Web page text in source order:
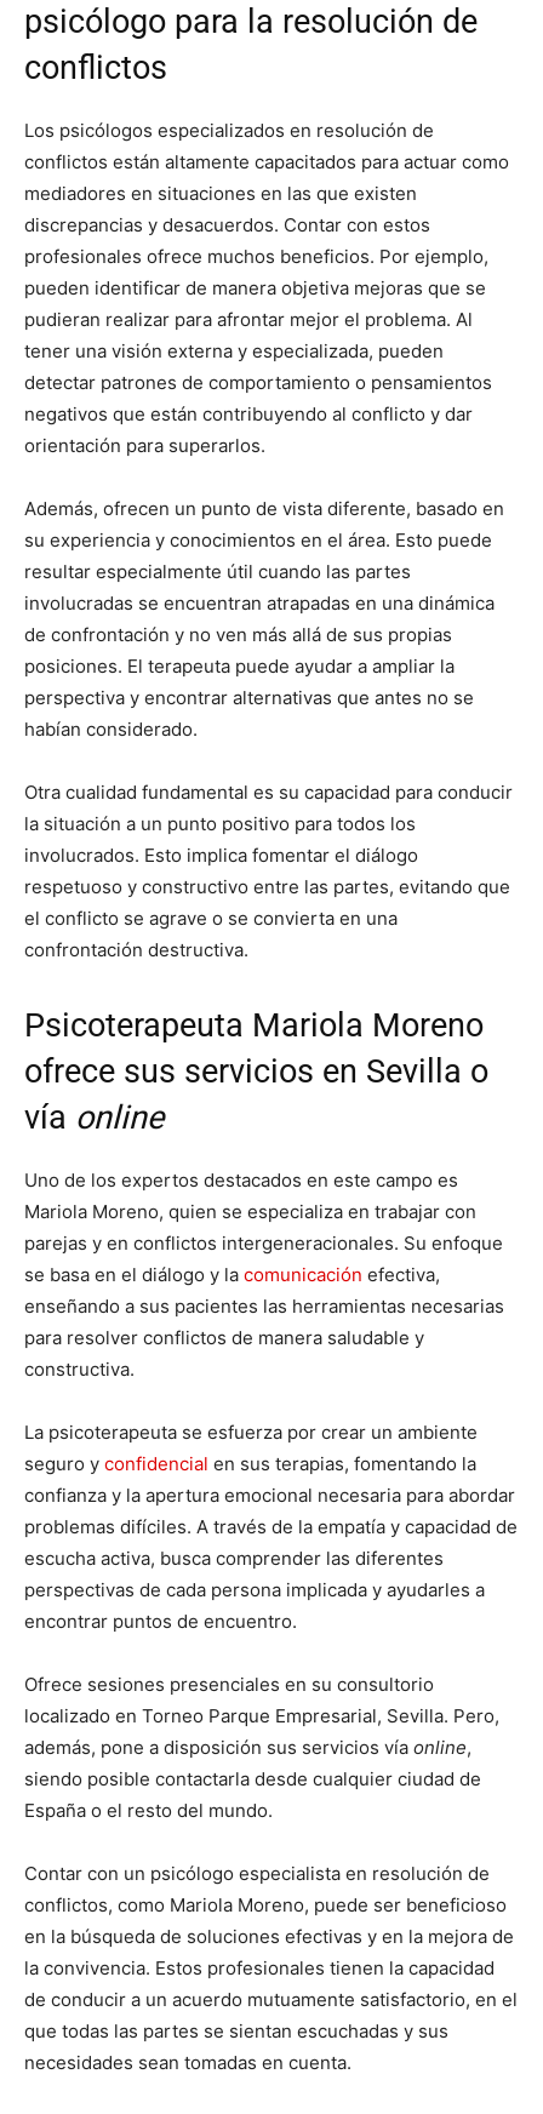
psicólogo para la resolución de
conflictos
Los psicólogos especializados en resolución de
conflictos están altamente capacitados para actuar como
mediadores en situaciones en las que existen
discrepancias y desacuerdos. Contar con estos
profesionales ofrece muchos beneficios. Por ejemplo,
pueden identificar de manera objetiva mejoras que se
pudieran realizar para afrontar mejor el problema. Al
tener una visión externa y especializada, pueden
detectar patrones de comportamiento o pensamientos
negativos que están contribuyendo al conflicto y dar
orientación para superarlos.
Además, ofrecen un punto de vista diferente, basado en
su experiencia y conocimientos en el área. Esto puede
resultar especialmente útil cuando las partes
involucradas se encuentran atrapadas en una dinámica
de confrontación y no ven más allá de sus propias
posiciones. El terapeuta puede ayudar a ampliar la
perspectiva y encontrar alternativas que antes no se
habían considerado.
Otra cualidad fundamental es su capacidad para conducir
la situación a un punto positivo para todos los
involucrados. Esto implica fomentar el diálogo
respetuoso y constructivo entre las partes, evitando que
el conflicto se agrave o se convierta en una
confrontación destructiva.
Psicoterapeuta Mariola Moreno
ofrece sus servicios en Sevilla o
vía online
Uno de los expertos destacados en este campo es
Mariola Moreno, quien se especializa en trabajar con
parejas y en conflictos intergeneracionales. Su enfoque
se basa en el diálogo y la comunicación efectiva,
enseñando a sus pacientes las herramientas necesarias
para resolver conflictos de manera saludable y
constructiva.
La psicoterapeuta se esfuerza por crear un ambiente
seguro y confidencial en sus terapias, fomentando la
confianza y la apertura emocional necesaria para abordar
problemas difíciles. A través de la empatía y capacidad de
escucha activa, busca comprender las diferentes
perspectivas de cada persona implicada y ayudarles a
encontrar puntos de encuentro.
Ofrece sesiones presenciales en su consultorio
localizado en Torneo Parque Empresarial, Sevilla. Pero,
además, pone a disposición sus servicios vía online,
siendo posible contactarla desde cualquier ciudad de
España o el resto del mundo.
Contar con un psicólogo especialista en resolución de
conflictos, como Mariola Moreno, puede ser beneficioso
en la búsqueda de soluciones efectivas y en la mejora de
la convivencia. Estos profesionales tienen la capacidad
de conducir a un acuerdo mutuamente satisfactorio, en el
que todas las partes se sientan escuchadas y sus
necesidades sean tomadas en cuenta.